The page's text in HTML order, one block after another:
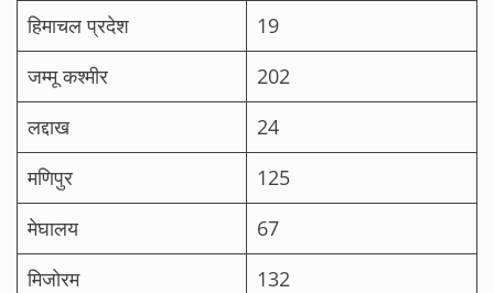
हिमाचल प्रदेश
19
जम्मू कश्मीर
202
लद्दाख
24
मणिपुर
125
मेघालय
67
मिजोरम
132